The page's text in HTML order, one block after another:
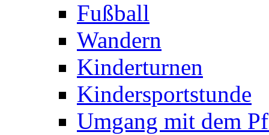
Fußball
Wandern
Kinderturnen
Kindersportstunde
Umgang mit dem